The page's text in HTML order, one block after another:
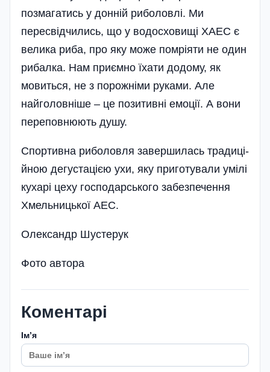
позмагатись у донній риболовлі. Ми
пересвідчились, що у водосховищі ХАЕС є
велика риба, про яку може помріяти не один
рибалка. Нам приємно їхати додому, як
мовиться, не з порожніми руками. Але
найголовніше – це позитивні емоції. А вони
переповнюють душу.
Спортивна риболовля завершилась традиці­
йною дегустацією ухи, яку приготували умілі
кухарі цеху господарського забезпечення
Хмельницької АЕС.
Олександр Шустерук
Фото автора
Коментарі
Імʼя